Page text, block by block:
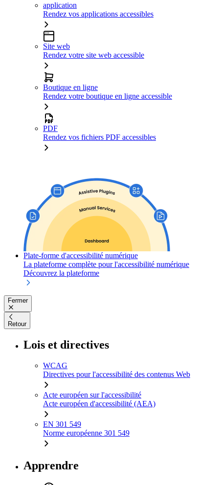
application
Rendez vos applications accessibles
Site web
Rendez votre site web accessible
Boutique en ligne
Rendez votre boutique en ligne accessible
PDF
Rendez vos fichiers PDF accessibles
Plate-forme d'accessibilité numérique
La plateforme complète pour l'accessibilité numérique
Découvrez la plateforme
Fermer
Retour
Lois et directives
WCAG
Directives pour l'accessibilité des contenus Web
Acte européen sur l'accessibilité
Acte européen d'accessibilité (AEA)
EN 301 549
Norme européenne 301 549
Apprendre